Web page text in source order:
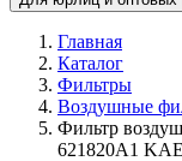
Главная
Каталог
Фильтры
Воздушные
Фильтр
621820A1